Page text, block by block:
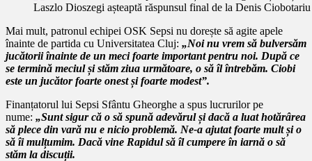
Laszlo Dioszegi așteaptă răspunsul final de la Denis Ciobotariu
Mai mult, patronul echipei OSK Sepsi nu dorește să agite apele
înainte de partida cu Universitatea Cluj: „Noi nu vrem să bulversăm
jucătorii înainte de un meci foarte important pentru noi. După ce
se termină meciul și stăm ziua următoare, o să îl întrebăm. Ciobi
este un jucător foarte onest și foarte modest”.
Finanțatorul lui Sepsi Sfântu Gheorghe a spus lucrurilor pe
nume: „Sunt sigur că o să spună adevărul și dacă a luat hotărârea
să plece din vară nu e nicio problemă. Ne-a ajutat foarte mult și o
să îi mulțumim. Dacă vine Rapidul să îl cumpere în iarnă o să
stăm la discuții.